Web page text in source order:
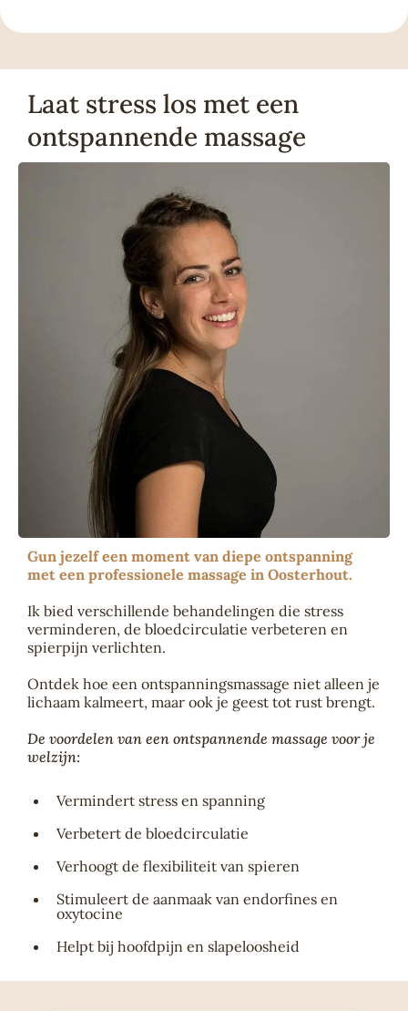
Laat stress los met een
ontspannende massage
Gun jezelf een moment van diepe ontspanning
met een professionele massage in Oosterhout.
Ik bied verschillende behandelingen die stress
verminderen, de bloedcirculatie verbeteren en
spierpijn verlichten.
Ontdek hoe een ontspanningsmassage niet alleen je
lichaam kalmeert, maar ook je geest tot rust brengt.
De voordelen van een ontspannende massage voor je
welzijn:
Vermindert stress en spanning
Verbetert de bloedcirculatie
Verhoogt de flexibiliteit van spieren
Stimuleert de aanmaak van endorfines en
oxytocine
Helpt bij hoofdpijn en slapeloosheid